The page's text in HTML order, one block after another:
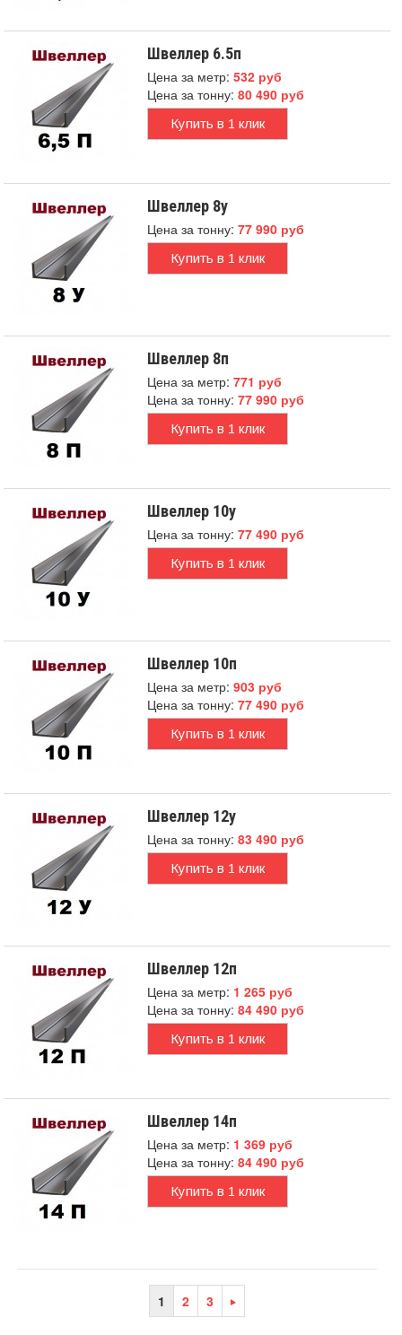
Швеллер 6.5п
Цена за метр:532 руб
Цена за тонну:80 490 руб
Купить в 1 клик
Швеллер 8у
Цена за тонну:77 990 руб
Купить в 1 клик
Швеллер 8п
Цена за метр:771 руб
Цена за тонну:77 990 руб
Купить в 1 клик
Швеллер 10у
Цена за тонну:77 490 руб
Купить в 1 клик
Швеллер 10п
Цена за метр:903 руб
Цена за тонну:77 490 руб
Купить в 1 клик
Швеллер 12у
Цена за тонну:83 490 руб
Купить в 1 клик
Швеллер 12п
Цена за метр: 1 265 руб
Цена за тонну:84 490 руб
Купить в 1 клик
Швеллер 14п
Цена за метр: 1 369 руб
Цена за тонну:84 490 руб
Купить в 1 клик
1 2 3